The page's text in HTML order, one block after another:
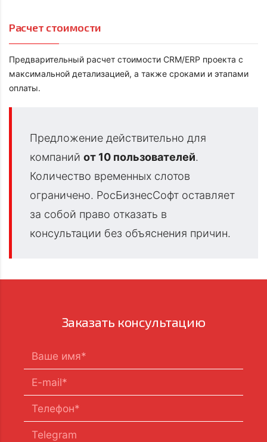
Расчет стоимости
Предварительный расчет стоимости CRM/ERP проекта с
максимальной детализацией, а также сроками и этапами
оплаты.
Предложение действительно для
компаний от 10 пользователей.
Количество временных слотов
ограничено. РосБизнесСофт оставляет
за собой право отказать в
консультации без объяснения причин.
Заказать консультацию